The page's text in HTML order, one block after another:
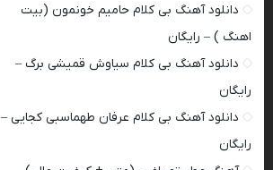
دانلود آهنگ بی کلام حامیم خونمون (بیت
اهنگ ) – رایگان
دانلود آهنگ بی کلام سیاوش قمیشی برگ –
رایگان
دانلود آهنگ بی کلام عرفان طهماسبی کجایی –
رایگان